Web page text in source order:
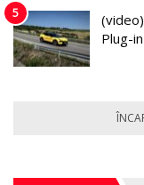
5
Plug-